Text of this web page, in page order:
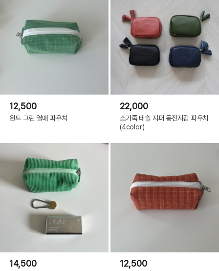
12,500
윈드 그린 열매 파우치
22,000
소가죽 테슬 지퍼 동전지갑 파우치
(4color)
14,500 12,500